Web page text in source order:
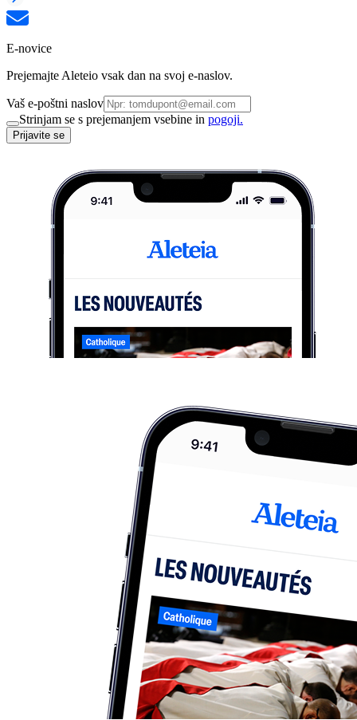
E-novice
Prejemajte Aleteio vsak dan na svoj e-naslov.
Vaš e-poštni naslov
Strinjam se s prejemanjem vsebine in pogoji.
Prijavite se